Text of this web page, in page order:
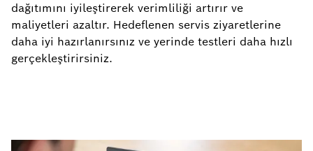
dağıtımını iyileştirerek verimliliği artırır ve
maliyetleri azaltır. Hedeflenen servis ziyaretlerine
daha iyi hazırlanırsınız ve yerinde testleri daha hızlı
gerçekleştirirsiniz.